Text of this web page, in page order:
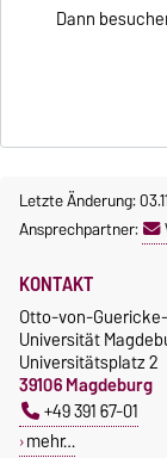
Dann
Letzte Änderung:
Ansprechpartner:
KONTAKT
Otto-von-Guericke-
Universität
Universitätsplatz 2
39106 Magdeburg
+49 391 67-01
mehr…